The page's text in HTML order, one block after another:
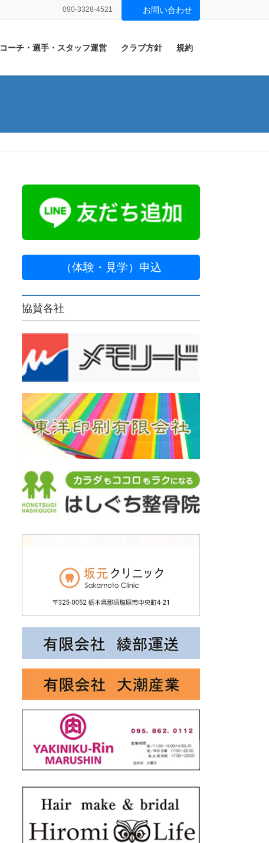
090-3328-4521 お問い合わせ
コーチ・選手・スタッフ運営 クラブ方針 規約
（体験・見学）申込
協賛各社